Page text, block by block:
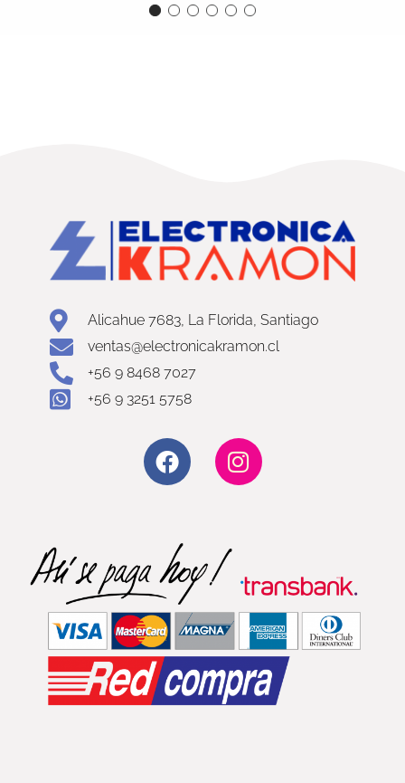
Alicahue 7683, La Florida, Santiago
ventas@electronicakramon.cl
+56 9 8468 7027
+56 9 3251 5758